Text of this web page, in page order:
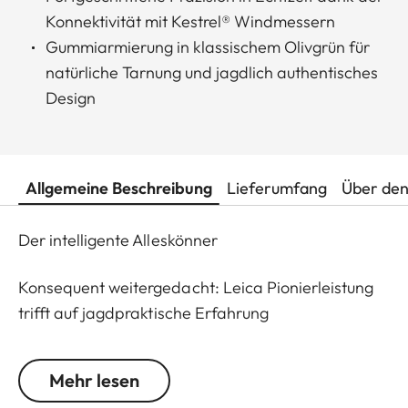
Konnektivität mit Kestrel® Windmessern
Gummiarmierung in klassischem Olivgrün für
natürliche Tarnung und jagdlich authentisches
Design
Allgemeine Beschreibung Lieferumfang Über
Der intelligente Alleskönner
Konsequent weitergedacht: Leica Pionierleistung
trifft auf jagdpraktische Erfahrung
Entwickelt für die Jagd am Tag auf alle
Entfernungen, sind die Entfernungsmesser der
Mehr lesen